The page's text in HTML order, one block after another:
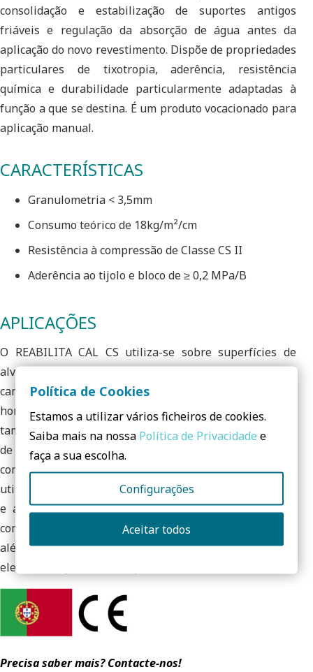
consolidação e estabilização de suportes antigos
friáveis e regulação da absorção de água antes da
aplicação do novo revestimento. Dispõe de propriedades
particulares de tixotropia, aderência, resistência
química e durabilidade particularmente adaptadas à
função a que se destina. É um produto vocacionado para
aplicação manual.
CARACTERÍSTICAS
Granulometria < 3,5mm
Consumo teórico de 18kg/m²/cm
Resistência à compressão de Classe CS II
Aderência ao tijolo e bloco de ≥ 0,2 MPa/B
APLICAÇÕES
O REABILITA CAL CS utiliza-se sobre superfícies de
alvenarias antigas, em sistemas de renovação, como
camada de consolidação para estabilização e
homogeneização dos suportes. Em alternativa este
também pode utilizado quando é necessário a execução
de um chapisco em suportes pouco absorventes e ou
com necessidade de regulação da absorção de água. A
utilização exclusiva do ligante de Cal Hidráulica Natural
e a sua composição especial resulta numa excelente
compatibilidade com os suportes antigos, onde para
além da compatibilidade física e mecânica se destaca a
elevada compatibilidade química.
Precisa saber mais? Contacte-nos!
Política de Cookies
Estamos a utilizar vários ficheiros de cookies.
Saiba mais na nossa Política de Privacidade e
faça a sua escolha.
Configurações
Aceitar todos